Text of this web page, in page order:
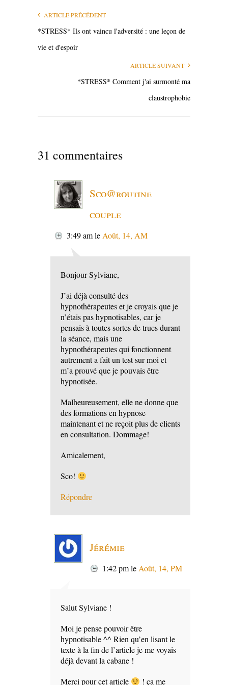
ARTICLE PRÉCÉDENT
*STRESS* Ils ont vaincu l'adversité : une leçon de
vie et d'espoir
ARTICLE SUIVANT
*STRESS* Comment j'ai surmonté ma
claustrophobie
31 commentaires
Sco@routine
couple
3:49 amle Août, 14, AM
Bonjour Sylviane,
J’ai déjà consulté des
hypnothérapeutes et je croyais que je
n’étais pas hypnotisables, car je
pensais à toutes sortes de trucs durant
la séance, mais une
hypnothérapeutes qui fonctionnent
autrement a fait un test sur moi et
m’a prouvé que je pouvais être
hypnotisée.
Malheureusement, elle ne donne que
des formations en hypnose
maintenant et ne reçoit plus de clients
en consultation. Dommage!
Amicalement,
Sco!
Répondre
Jérémie
1:42 pmle Août, 14, PM
Salut Sylviane !
Moi je pense pouvoir être
hypnotisable ^^ Rien qu’en lisant le
texte à la fin de l’article je me voyais
déjà devant la cabane !
Merci pour cet article
! ça me